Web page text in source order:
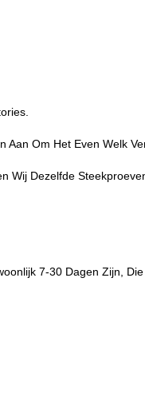
Om Het Even Welk
Wij Dezelfde
7-30 Dagen Zijn,